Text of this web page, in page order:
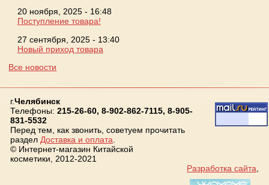
20 ноября, 2025 - 16:48
Поступление товара!
27 сентября, 2025 - 13:40
Новый приход товара
Все новости
г.Челябинск
Телефоны: 215-26-60, 8-902-862-7115, 8-905-
831-5532
Перед тем, как звонить, советуем прочитать
раздел Доставка и оплата
© Интернет-магазин Китайской
косметики, 2012-2021
Разработка сайта